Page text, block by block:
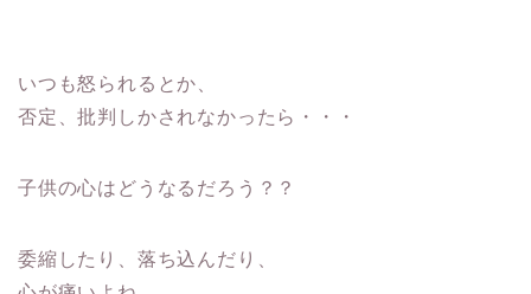
いつも怒られるとか、
否定、批判しかされなかったら・・・
子供の心はどうなるだろう？？
委縮したり、落ち込んだり、